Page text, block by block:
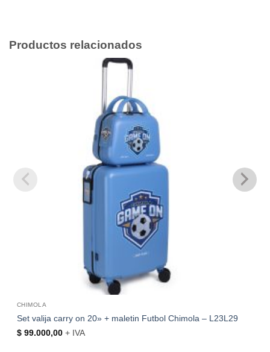
Productos relacionados
CHIMOLA
Set valija carry on 20» + maletin Futbol Chimola – L23L29
$99.000,00+ IVA